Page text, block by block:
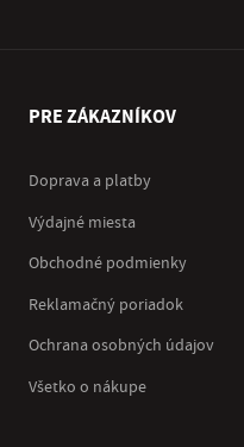
PRE ZÁKAZNÍKOV
Doprava a platby
Výdajné miesta
Obchodné podmienky
Reklamačný poriadok
Ochrana osobných údajov
Všetko o nákupe